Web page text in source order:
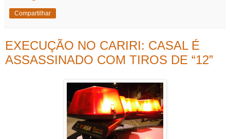
Compartilhar
EXECUÇÃO NO CARIRI: CASAL É
ASSASSINADO COM TIROS DE “12”